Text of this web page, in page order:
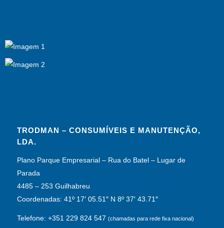
TRODMAN – CONSUMÍVEIS E MANUTENÇÃO,
LDA.
Plano Parque Empresarial – Rua do Batel – Lugar de
Parada
4485 – 253 Guilhabreu
Coordenadas: 41º 17′ 05.51″ N 8º 37′ 43.71″
Telefone: +351 229 824 547(chamadas para rede fixa nacional)